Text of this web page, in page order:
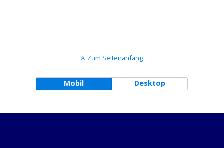
Zum Seitenanfang
Mobil Desktop